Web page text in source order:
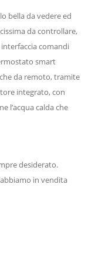
bella da vedere ed
da controllare,
interfaccia comandi
smart
da remoto, tramite
integrato, con
l’acqua calda che
desiderato.
in vendita